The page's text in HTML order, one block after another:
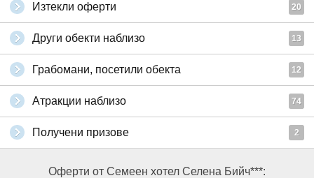
Изтекли оферти 20
Други обекти наблизо 13
Грабомани, посетили обекта 12
Атракции наблизо 74
Получени призове 2
Оферти от Семеен хотел Селена Бийч***: